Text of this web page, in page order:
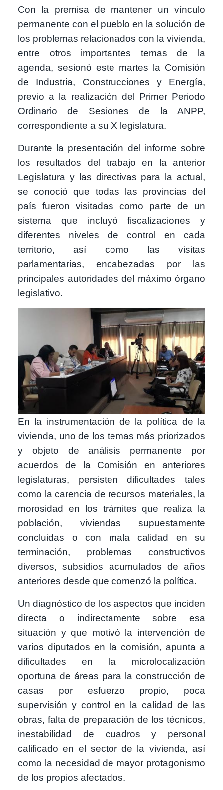
Con la premisa de mantener un vínculo
permanente con el pueblo en la solución de
los problemas relacionados con la vivienda,
entre otros importantes temas de la
agenda, sesionó este martes la Comisión
de Industria, Construcciones y Energía,
previo a la realización del Primer Periodo
Ordinario de Sesiones de la ANPP,
correspondiente a su X legislatura.
Durante la presentación del informe sobre
los resultados del trabajo en la anterior
Legislatura y las directivas para la actual,
se conoció que todas las provincias del
país fueron visitadas como parte de un
sistema que incluyó fiscalizaciones y
diferentes niveles de control en cada
territorio, así como las visitas
parlamentarias, encabezadas por las
principales autoridades del máximo órgano
legislativo.
En la instrumentación de la política de la
vivienda, uno de los temas más priorizados
y objeto de análisis permanente por
acuerdos de la Comisión en anteriores
legislaturas, persisten dificultades tales
como la carencia de recursos materiales, la
morosidad en los trámites que realiza la
población, viviendas supuestamente
concluidas o con mala calidad en su
terminación, problemas constructivos
diversos, subsidios acumulados de años
anteriores desde que comenzó la política.
Un diagnóstico de los aspectos que inciden
directa o indirectamente sobre esa
situación y que motivó la intervención de
varios diputados en la comisión, apunta a
dificultades en la microlocalización
oportuna de áreas para la construcción de
casas por esfuerzo propio, poca
supervisión y control en la calidad de las
obras, falta de preparación de los técnicos,
inestabilidad de cuadros y personal
calificado en el sector de la vivienda, así
como la necesidad de mayor protagonismo
de los propios afectados.